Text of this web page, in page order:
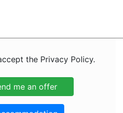
the Privacy Policy.